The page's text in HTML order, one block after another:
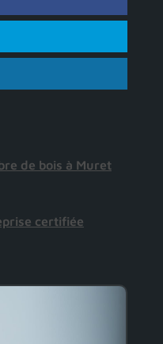
de bois à Muret
certifiée